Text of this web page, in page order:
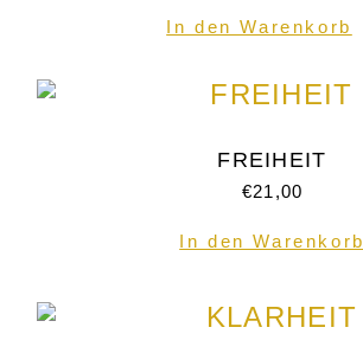
In den Warenkorb
FREIHEIT
€21,00
In den Warenkorb